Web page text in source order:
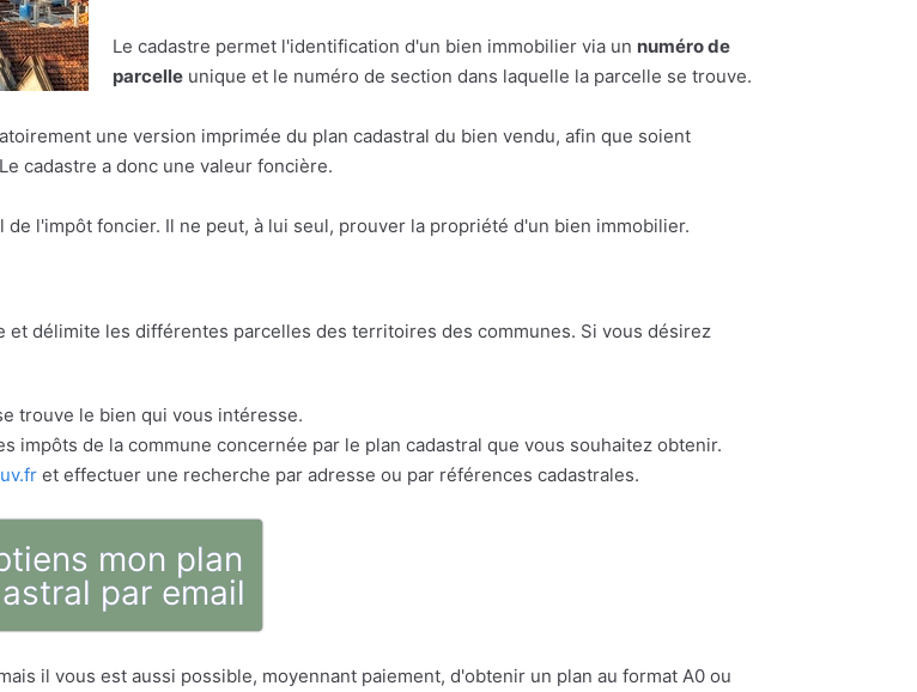
Le cadastre permet l'identification d'un bien immobilier via un numéro de
parcelle unique et le numéro de section dans laquelle la parcelle se trouve.
une version imprimée du plan cadastral du bien vendu, afin que soient
cadastre a donc une valeur foncière.
l'impôt foncier. Il ne peut, à lui seul, prouver la propriété d'un bien immobilier.
et délimite les différentes parcelles des territoires des communes. Si vous désirez
trouve le bien qui vous intéresse.
impôts de la commune concernée par le plan cadastral que vous souhaitez obtenir.
et effectuer une recherche par adresse ou par références cadastrales.
mon plan
par email
il vous est aussi possible, moyennant paiement, d'obtenir un plan au format A0 ou